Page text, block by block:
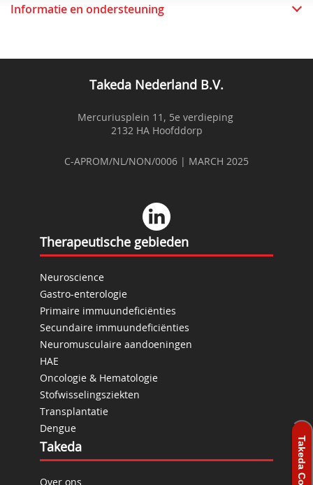
Informatie en ondersteuning
Takeda Nederland B.V.
Mercuriusplein 11, 5e verdieping
2132 HA Hoofddorp
C-APROM/NL/NON/0006 | MARCH 2025
Therapeutische gebieden
Neuroscience
Gastro-enterologie
Primaire immuundeficiënties
Secundaire immuundeficiënties
Neuromusculaire aandoeningen
HAE
Oncologie & Hematologie
Stofwisselingsziekten
Transplantatie
Dengue
Takeda
Over ons